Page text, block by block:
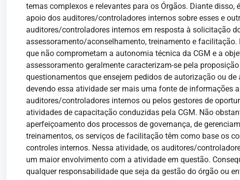
temas complexos e relevantes para os Órgãos. Diante
apoio dos auditores/controladores internos sobre esses e
auditores/controladores internos em resposta à solicitação
assessoramento/aconselhamento, treinamento e
que não comprometam a autonomia técnica da CGM e a
assessoramento geralmente caracterizam-se pela
questionamentos que ensejem pedidos de autorização ou
devendo essa atividade ser mais uma fonte de informações
auditores/controladores internos ou pelos gestores de
atividades de capacitação conduzidas pela CGM. Não
aperfeiçoamento dos processos de governança, de
treinamentos, os serviços de facilitação têm como base os
controles internos. Nessa atividade, os auditores/
um maior envolvimento com a atividade em questão.
qualquer responsabilidade que seja da gestão do órgão ou